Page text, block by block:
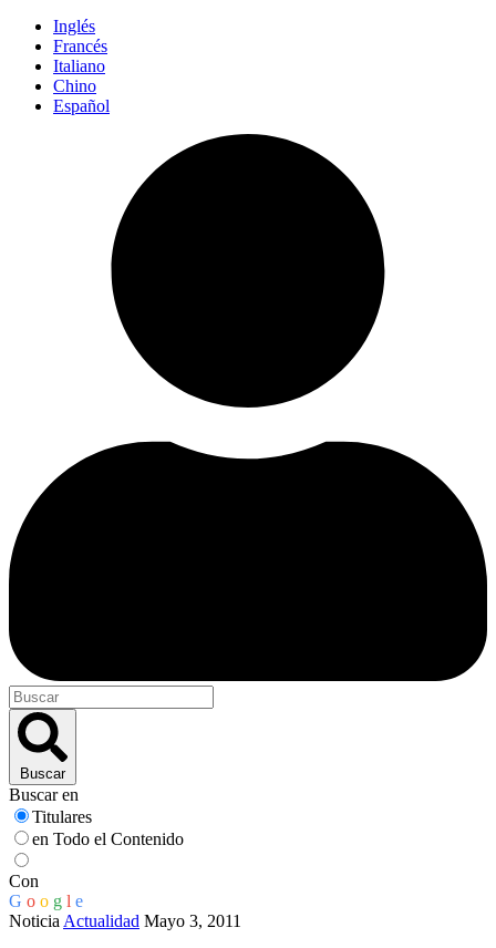
Inglés
Francés
Italiano
Chino
Español
Buscar
Buscar en
Titulares
en Todo el Contenido
Con
G o o g l e
Noticia Actualidad Mayo 3, 2011